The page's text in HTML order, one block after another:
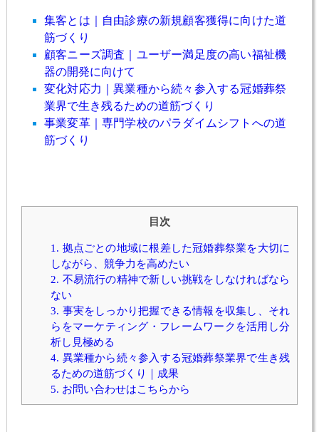
集客とは｜自由診療の新規顧客獲得に向けた道
筋づくり
顧客ニーズ調査｜ユーザー満足度の高い福祉機
器の開発に向けて
変化対応力｜異業種から続々参入する冠婚葬祭
業界で生き残るための道筋づくり
事業変革｜専門学校のパラダイムシフトへの道
筋づくり
目次
1. 拠点ごとの地域に根差した冠婚葬祭業を大切に
しながら、競争力を高めたい
2. 不易流行の精神で新しい挑戦をしなければなら
ない
3. 事実をしっかり把握できる情報を収集し、それ
らをマーケティング・フレームワークを活用し分
析し見極める
4. 異業種から続々参入する冠婚葬祭業界で生き残
るための道筋づくり｜成果
5. お問い合わせはこちらから